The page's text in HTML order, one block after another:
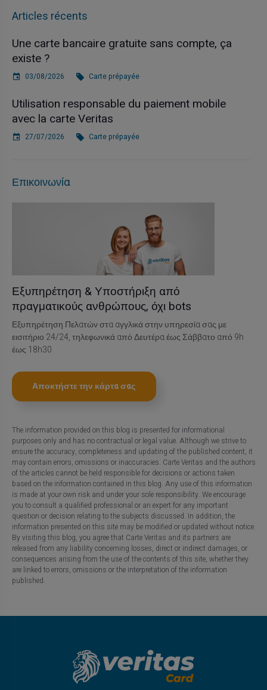
Articles récents
Une carte bancaire gratuite sans compte, ça
existe ?
03/08/2026 Carte prépayée
Utilisation responsable du paiement mobile
avec la carte Veritas
27/07/2026 Carte prépayée
Επικοινωνία
Εξυπηρέτηση & Υποστήριξη από
πραγματικούς ανθρώπους, όχι bots
Εξυπηρέτηση Πελατών στα αγγλικά στην υπηρεσία σας με
εισιτήριο 24/24, τηλεφωνικά από Δευτέρα έως Σάββατο από 9h
έως 18h30
Αποκτήστε την κάρτα σας
The information provided on this blog is presented for informational
purposes only and has no contractual or legal value. Although we strive to
ensure the accuracy, completeness and updating of the published content, it
may contain errors, omissions or inaccuracies. Carte Veritas and the authors
of the articles cannot be held responsible for decisions or actions taken
based on the information contained in this blog. Any use of this information
is made at your own risk and under your sole responsibility. We encourage
you to consult a qualified professional or an expert for any important
question or decision relating to the subjects discussed. In addition, the
information presented on this site may be modified or updated without notice.
By visiting this blog, you agree that Carte Veritas and its partners are
released from any liability concerning losses, direct or indirect damages, or
consequences arising from the use of the contents of this site, whether they
are linked to errors, omissions or the interpretation of the information
published.